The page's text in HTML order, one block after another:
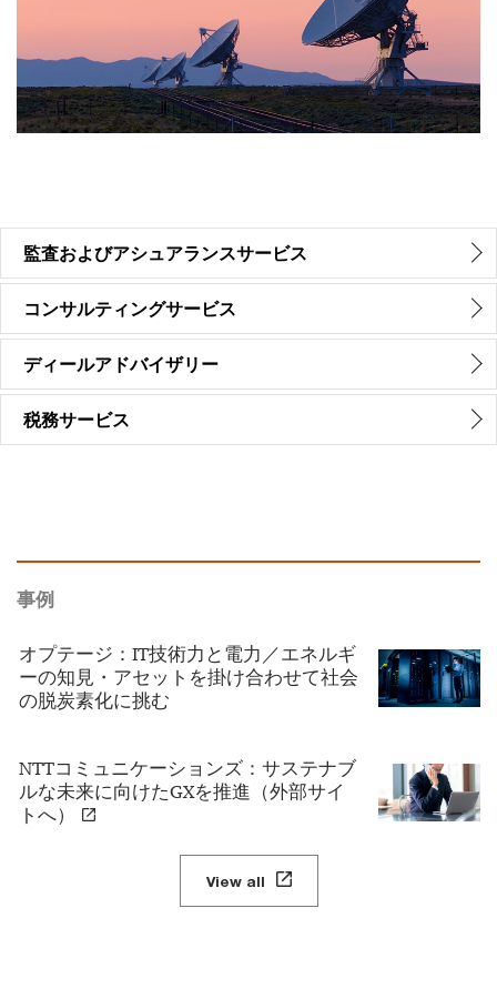
監査およびアシュアランスサービス
コンサルティングサービス
ディールアドバイザリー
税務サービス
事例
オプテージ：IT技術力と電力／エネルギ
ーの知見・アセットを掛け合わせて社会
の脱炭素化に挑む
NTTコミュニケーションズ：サステナブ
ルな未来に向けたGXを推進（外部サイ
トへ）
View all